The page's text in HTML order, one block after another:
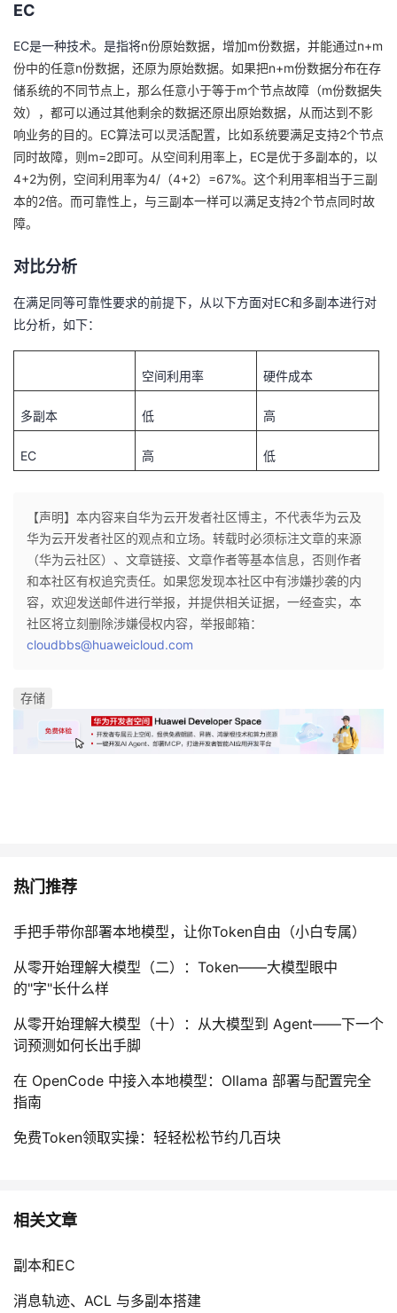
播
活
动
的
关
注
我
的
开
发
者
学
堂
证
实
验
的
收
藏
我
的
Programs
我
的
支
持
我
的
持
我
建
议
EC
EC是一种技术。是指将n份原始数据，增加 m份数据，并能通过n+m
份中的任意n份数据，还原为原始数据。如果把n+m份数据分布在存
储系统的不同节点上，那么任意小于等于m个节点故障（m份数据失
效），都可以通过其他剩余的数据还原出原始数据，从而达到不影
响业务的目的。 EC算法可以灵活配置，比如系统要满足支持2个节点
同时故障，则 m=2即可。从空间利用率上， EC是优于多副本的，以
4+2为例，空间利用率为4/ （4+2） =67%。这个利用率相当于三副
本的2倍。而可靠性上，与三副本一样可以满足支持2个节点同时故
障。
对比分析
在满足同等可靠性要求的前提下，从以下方面对EC和多副本进行对
比分析，如下：
空间利用率 硬件成本
多副本 低 高
EC 高 低
【声明】本内容来自华为云开发者社区博主，不代表华为云及
华为云开发者社区的观点和立场。转载时必须标注文章的来源
（华为云社区）、文章链接、文章作者等基本信息，否则作者
和本社区有权追究责任。如果您发现本社区中有涉嫌抄袭的内
容，欢迎发送邮件进行举报，并提供相关证据，一经查实，本
社区将立刻删除涉嫌侵权内容，举报邮箱：
cloudbbs@huaweicloud.com
存储
热门推荐
手把手带你部署本地模型，让你Token自由（小白专属）
从零开始理解大模型（二）：Token——大模型眼中
的"字"长什么样
从零开始理解大模型（十）：从大模型到 Agent——下一个
词预测如何长出手脚
在 OpenCode 中接入本地模型：Ollama 部署与配置完全
指南
免费Token领取实操：轻轻松松节约几百块
相关文章
副本和EC
消息轨迹、ACL 与多副本搭建